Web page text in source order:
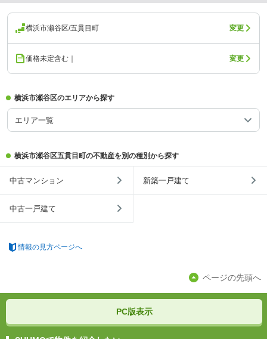
横浜市瀬谷区/五貫目町 変更
価格未定含む｜ 変更
横浜市瀬谷区のエリアから探す
エリア一覧
横浜市瀬谷区五貫目町の不動産を別の種別から探す
中古マンション 新築一戸建て
中古一戸建て
情報の見方ページへ
ページの先頭へ
PC版表示